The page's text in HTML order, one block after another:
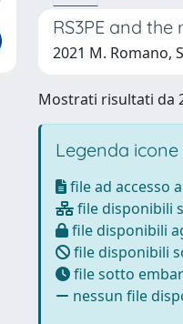
RS3PE and
2021 M. Romano,
Mostrati risultati da
Legenda icone
file ad accesso
file disponibili
file disponibili
file disponibili
file sotto
nessun file